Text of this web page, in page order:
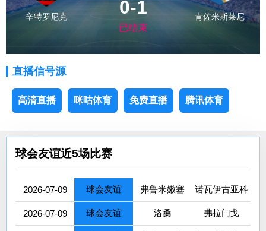
辛特罗尼克 0-1
已结束
肯佐米斯莱尼
直播信号源
高清直播 咪咕体育 免费直播 腾讯体育
球会友谊近5场比赛
2026-07-09 球会友谊 弗鲁米嫩塞 诺瓦伊古亚科
2026-07-09 球会友谊 洛桑 弗拉门戈